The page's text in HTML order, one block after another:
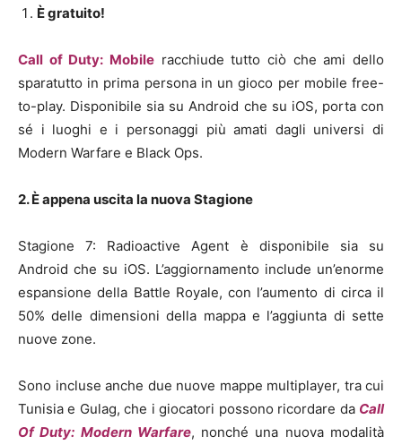
È gratuito!
Call of Duty: Mobile racchiude tutto ciò che ami dello
sparatutto in prima persona in un gioco per mobile free-
to-play. Disponibile sia su Android che su iOS, porta con
sé i luoghi e i personaggi più amati dagli universi di
Modern Warfare e Black Ops.
2. È appena uscita la nuova Stagione
Stagione 7: Radioactive Agent è disponibile sia su
Android che su iOS. L’aggiornamento include un’enorme
espansione della Battle Royale, con l’aumento di circa il
50% delle dimensioni della mappa e l’aggiunta di sette
nuove zone.
Sono incluse anche due nuove mappe multiplayer, tra cui
Tunisia e Gulag, che i giocatori possono ricordare da Call
Of Duty: Modern Warfare, nonché una nuova modalità